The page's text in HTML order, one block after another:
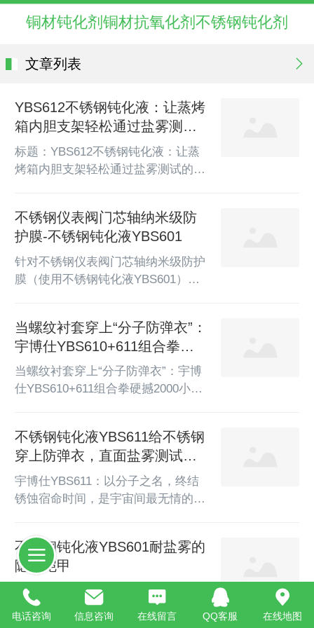
铜材钝化剂铜材抗氧化剂不锈钢钝化剂
文章列表
YBS612不锈钢钝化液：让蒸烤
箱内胆支架轻松通过盐雾测试
的终极解决方案！​
标题：YBS612不锈钢钝化液：让蒸
烤箱内胆支架轻松通过盐雾测试的终
要承受高温、高湿的严苛环境，还必
须具备出色的耐腐蚀性能。盐雾测试
是衡量其耐久性的关键指标，而传统
的防护工艺往往难以兼顾效率与效
成为行业标杆级解决方案！一、盐雾
测试轻松达标，耐久性提升
不锈钢仪表阀门芯轴纳米级防
护膜-不锈钢钝化液YBS601
针对不锈钢仪表阀门芯轴纳米级防护
膜（使用不锈钢钝化液YBS601）的
理流程脱脂清洗：采用碱性清洗剂或
有机溶剂彻底去除芯轴表面油污、粉
尘，确保无残留（推荐超声波清洗，
60-70℃, 5-10分钟）。酸洗活化：对
用去离子水冲洗至中性。喷砂处理
（可选）：若表面有焊斑...
当螺纹衬套穿上“分子防弹衣”：
宇博仕YBS610+611组合拳硬
撼2000小时盐雾
当螺纹衬套穿上“分子防弹衣”：宇博
仕YBS610+611组合拳硬撼2000小时
工厂的机修班长们有个共识：没做强
化钝化的不锈钢螺纹衬套，就是给设
备埋的定时锈雷。”——某重工企业
设备维护手册扉页警示一、生死96小
机：螺纹根部应力集中：加工残留拉
应力达350MPa，成...
不锈钢钝化液YBS611给不锈钢
穿上防弹衣，直面盐雾测试的
战场
宇博仕YBS611：以分子之名，终结
锈蚀宿命时间，是宇宙间最无情的蚀
然而，在精密器械的王国里，在关乎
生命与品质的工业前沿，有一种守
护，超越了时间的侵蚀——宇博仕科
技，以分子级的精密智慧，让腐蚀止
步于0.001微米，让守护成为永恒。
不锈钢钝化液YBS601耐盐雾的
隐形铠甲
守护不锈钢，从“钝化”开始！不锈钢
钝化液YBS601,90%厂家不知道的”隐
电话咨询 信息咨询 在线留言 QQ客服 在线地图